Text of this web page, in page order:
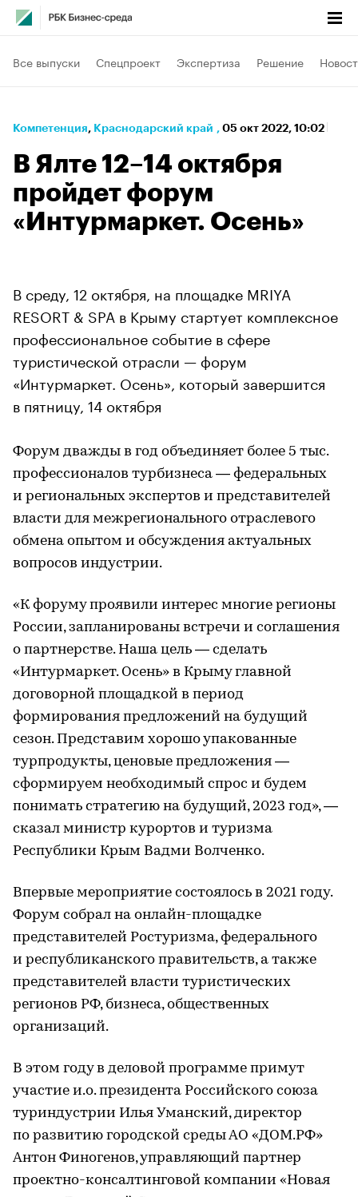
Все выпуски Спецпроект Экспертиза Решение
Компетенция⁠, Краснодарский край , 05 окт 2022, 10:02
В Ялте 12–14 октября
пройдет форум
«Интурмаркет. Осень»
В среду, 12 октября, на площадке MRIYA
RESORT & SPA в Крыму стартует комплексное
профессиональное событие в сфере
туристической отрасли — форум
«Интурмаркет. Осень», который завершится
в пятницу, 14 октября
Форум дважды в год объединяет более 5 тыс.
профессионалов турбизнеса — федеральных
и региональных экспертов и представителей
власти для межрегионального отраслевого
обмена опытом и обсуждения актуальных
вопросов индустрии.
«К форуму проявили интерес многие регионы
России, запланированы встречи и соглашения
о партнерстве. Наша цель — сделать
«Интурмаркет. Осень» в Крыму главной
договорной площадкой в период
формирования предложений на будущий
сезон. Представим хорошо упакованные
турпродукты, ценовые предложения —
сформируем необходимый спрос и будем
понимать стратегию на будущий, 2023 год», —
сказал министр курортов и туризма
Республики Крым Вадми Волченко.
Впервые мероприятие состоялось в 2021 году.
Форум собрал на онлайн-площадке
представителей Ростуризма, федерального
и республиканского правительств, а также
представителей власти туристических
регионов РФ, бизнеса, общественных
организаций.
В этом году в деловой программе примут
участие и.о. президента Российского союза
туриндустрии Илья Уманский, директор
по развитию городской среды АО «ДОМ.РФ»
Антон Финогенов, управляющий партнер
проектно-консалтинговой компании «Новая